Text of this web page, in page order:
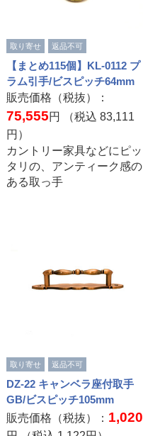
取り寄せ 返品不可
【まとめ115個】KL-0112 プ
ラム引手/ビスピッチ64mm
販売価格（税抜）：
75,555円 （税込 83,111
円）
カントリー家具などにピッ
タリの、アンティーク感の
ある取っ手
取り寄せ 返品不可
DZ-22 キャンベラ座付取手
GB/ビスピッチ105mm
販売価格（税抜）： 1,020